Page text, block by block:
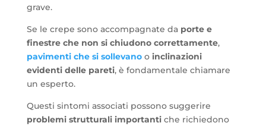
grave.
Se le crepe sono accompagnate da porte e
finestre che non si chiudono correttamente,
pavimenti che si sollevanoo inclinazioni
evidenti delle pareti, è fondamentale chiamare
un esperto.
Questi sintomi associati possono suggerire
problemi strutturali importanti che richiedono